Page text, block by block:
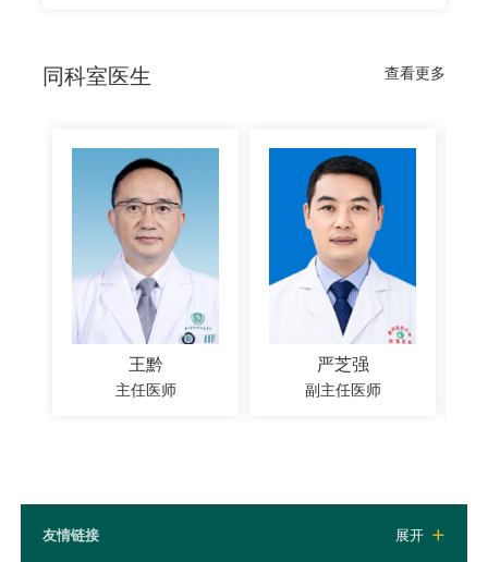
同科室医生 查看更多
王黔
主任医师
严芝强
副主任医师
友情链接 展开 